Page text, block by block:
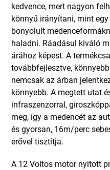
kedvence, mert nagyon
könnyű irányítani, mint
bonyolult
haladni. Ráadásul kiváló
árához képest. A
továbbfejlesztve,
nemcsak az árban
könnyebb. A megtett utat
infraszenzorral,
meg, így a medencét az
és gyorsan, 16m/perc
erővel tisztítja.
A 12 Voltos motor nyitott